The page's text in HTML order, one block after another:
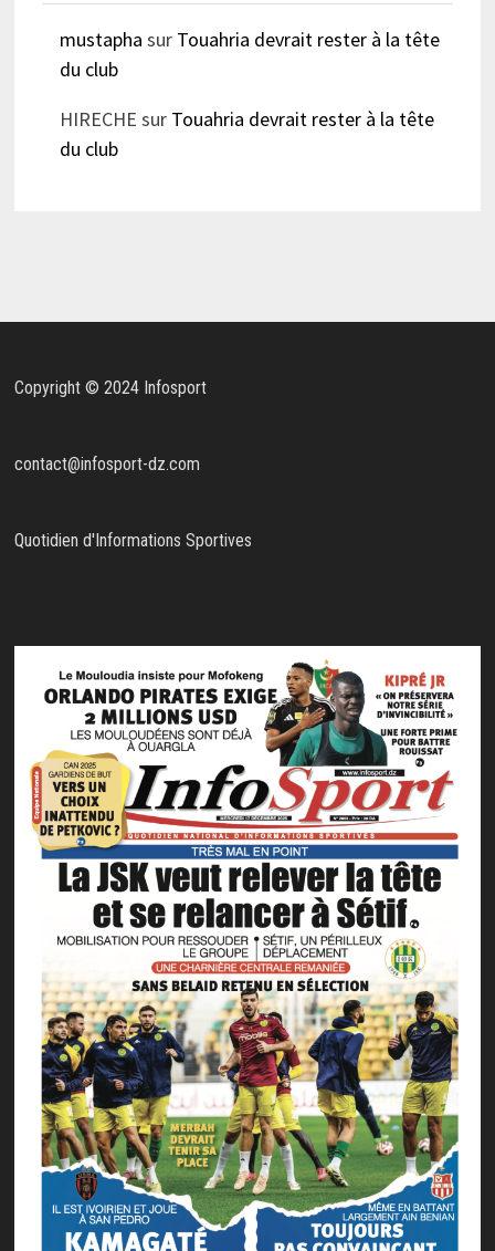
mustapha sur Touahria devrait rester à la tête
du club
HIRECHE sur Touahria devrait rester à la tête
du club
Copyright © 2024 Infosport
contact@infosport-dz.com
Quotidien d'Informations Sportives